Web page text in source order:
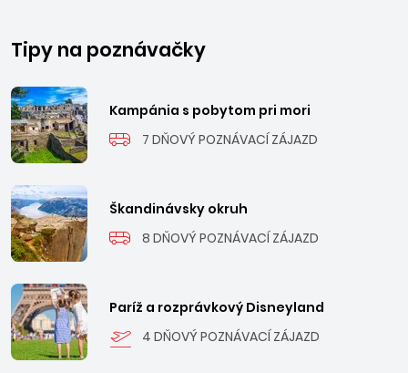
Tipy na poznávačky
Kampánia s pobytom pri mori
7 DŇOVÝ POZNÁVACÍ ZÁJAZD
Škandinávsky okruh
8 DŇOVÝ POZNÁVACÍ ZÁJAZD
Paríž a rozprávkový Disneyland
4 DŇOVÝ POZNÁVACÍ ZÁJAZD